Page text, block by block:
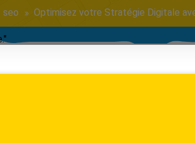
seo Optimisez votre Stratégie Digitale